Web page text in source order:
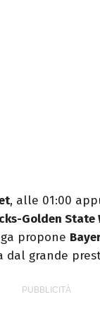
, alle 01:00
Golden State
propone
dal grande